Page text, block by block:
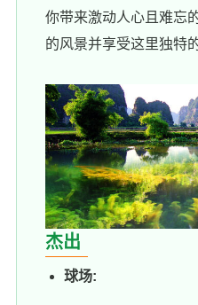
你带来激动人心且难忘
的风景并享受这里独特
杰出
球场: